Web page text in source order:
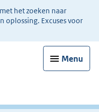
het zoeken naar
oplossing. Excuses voor
Menu